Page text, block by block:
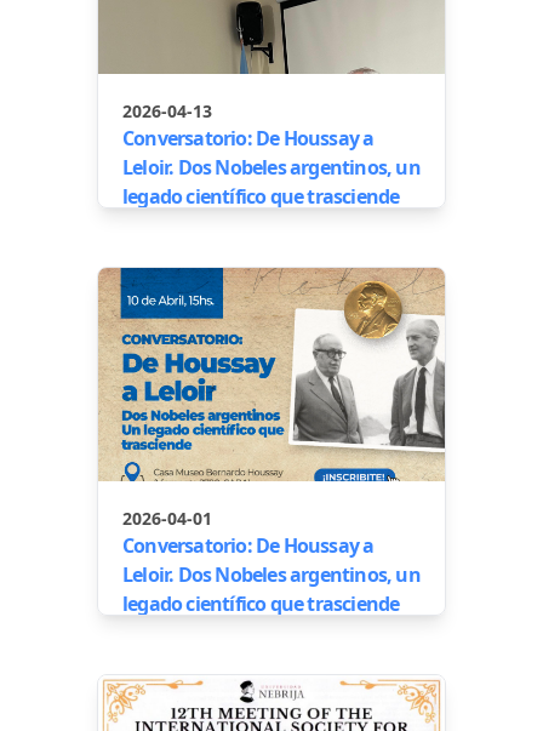
2026-04-13
Conversatorio: De Houssay a
Leloir. Dos Nobeles argentinos, un
legado científico que trasciende
2026-04-01
Conversatorio: De Houssay a
Leloir. Dos Nobeles argentinos, un
legado científico que trasciende